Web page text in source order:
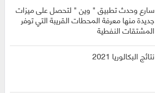
سارع وحدث تطبيق " وين " لتحصل على ميزات
جديدة منها معرفة المحطات القريبة التي توفر
المشتقات النفطية
نتائج البكالوريا 2021